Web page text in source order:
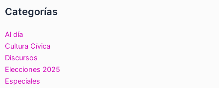
Categorías
Al día
Cultura Cívica
Discursos
Elecciones 2025
Especiales